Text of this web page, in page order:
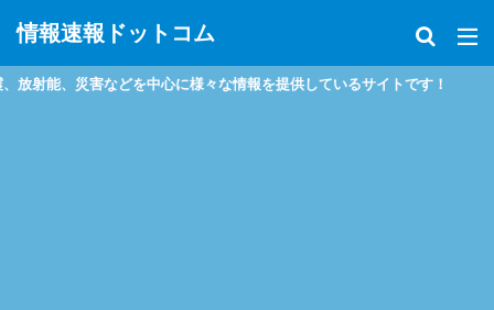
情報速報ドットコム
能、災害などを中心に様々な情報を提供しているサイトです！